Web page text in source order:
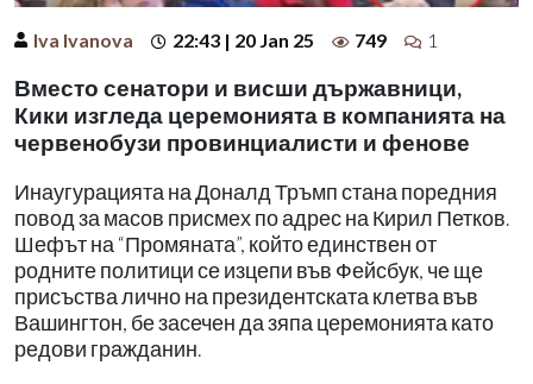
Iva Ivanova 22:43 | 20 Jan 25 749 1
Вместо сенатори и висши държавници,
Кики изгледа церемонията в компанията на
червенобузи провинциалисти и фенове
Инаугурацията на Доналд Тръмп стана поредния
повод за масов присмех по адрес на Кирил Петков.
Шефът на “Промяната”, който единствен от
родните политици се изцепи във Фейсбук, че ще
присъства лично на президентската клетва във
Вашингтон, бе засечен да зяпа церемонията като
редови гражданин.